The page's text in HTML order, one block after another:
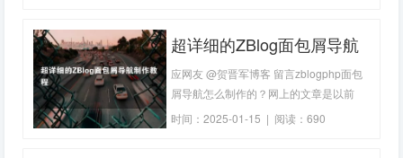
现。更新并不一定是为了获取更花哨的特
忽略了
超详细的ZBlog面包屑导航
制作教程
应网友 @贺晋军博客 留言zblogphp面包
屑导航怎么制作的？网上的文章是以前
的，求指点，谢谢关于什么是面包屑导航
时间：2025-01-15 | 阅读：690